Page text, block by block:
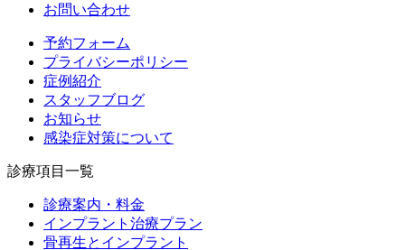
お問い合わせ
予約フォーム
プライバシーポリシー
症例紹介
スタッフブログ
お知らせ
感染症対策について
診療項目一覧
診療案内・料金
インプラント治療プラン
骨再生とインプラント